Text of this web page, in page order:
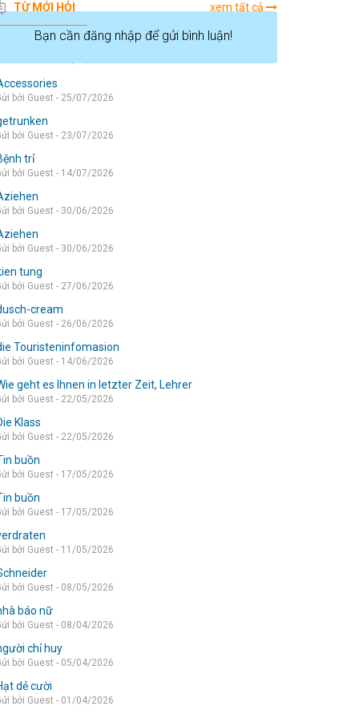
Bạn cần đăng nhập để gửi bình luận!
TỪ MỚI HỎI xem tất cả
die wohnung
bởi Guest - 25/07/2026
bởi Guest - 23/07/2026
trỉ
bởi Guest - 14/07/2026
bởi Guest - 30/06/2026
bởi Guest - 30/06/2026
tung
bởi Guest - 27/06/2026
cream
bởi Guest - 26/06/2026
Touristeninfomasion
bởi Guest - 14/06/2026
geht es Ihnen in letzter Zeit, Lehrer
bởi Guest - 22/05/2026
Klass
bởi Guest - 22/05/2026
buồn
bởi Guest - 17/05/2026
buồn
bởi Guest - 17/05/2026
bởi Guest - 11/05/2026
bởi Guest - 08/05/2026
báo nữ
bởi Guest - 08/04/2026
chỉ huy
bởi Guest - 05/04/2026
dẻ cười
bởi Guest - 01/04/2026